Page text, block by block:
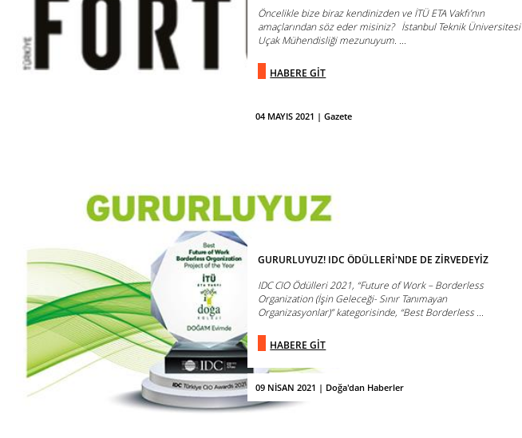
04 MAYIS 2021 | Gazete
Öncelikle bize biraz kendinizden ve İTÜ ETA Vakfı’nın
amaçlarından söz eder misiniz? İstanbul Teknik Üniversitesi
Uçak Mühendisliği mezunuyum. ...
HABERE GİT
09 NİSAN 2021 | Doğa'dan Haberler
GURURLUYUZ! IDC ÖDÜLLERİ'NDE DE ZİRVEDEYİZ
IDC CIO Ödülleri 2021, “Future of Work – Borderless
Organization (İşin Geleceği- Sınır Tanımayan
Organizasyonlar)” kategorisinde, “Best Borderless ...
HABERE GİT